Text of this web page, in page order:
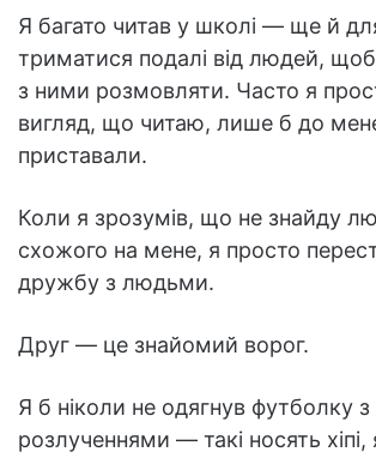
Я багато читав у школі — ще й
триматися подалі від людей,
з ними розмовляти. Часто я
вигляд, що читаю, лише б до
приставали.
Коли я зрозумів, що не знайду
схожого на мене, я просто
дружбу з людьми.
Друг — це знайомий ворог.
Я б ніколи не одягнув футболку з
розлученнями — такі носять